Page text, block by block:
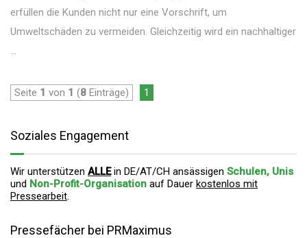
erfüllen die Kunden nicht nur eine Vorschrift, um
Umweltschäden zu vermeiden. Gleichzeitig wird ein nachhaltiger
...
Seite 1 von 1 (8 Einträge) 1
Soziales Engagement
Wir unterstützen ALLEin DE/AT/CH ansässigen Schulen, Unis
und Non-Profit-Organisation auf Dauer kostenlos mit
Pressearbeit.
Pressefächer bei PRMaximus